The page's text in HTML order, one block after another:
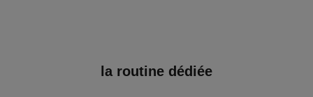
la routine dédiée